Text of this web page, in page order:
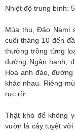
Nhiệt độ trung bình:
Mùa thu, Đảo Nami
cuối tháng 10 đến
thường trồng từng
đường Ngân hạnh,
Hoa anh đào,
khác nhau. Riêng
rực rỡ
Thật khó để không
vườn lá cây tuyệt vời